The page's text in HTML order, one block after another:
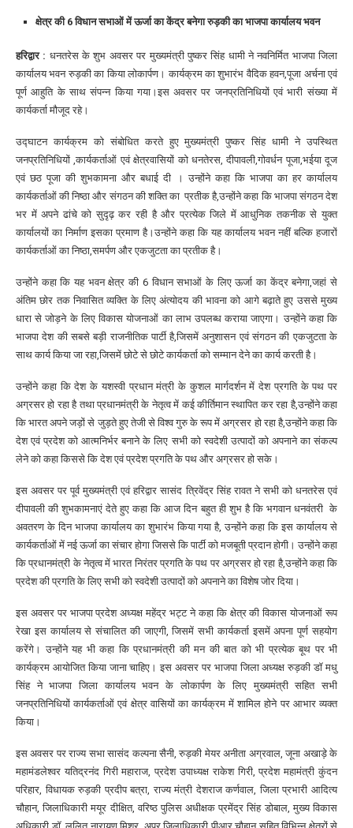
क्षेत्र की 6 विधान सभाओं में ऊर्जा का केंद्र बनेगा रुड़की का भाजपा कार्यालय भवन
हरिद्वार : धनतरेस के शुभ अवसर पर मुख्यमंत्री पुष्कर सिंह धामी ने नवनिर्मित भाजपा जिला
कार्यालय भवन रुड़की का किया लोकार्पण। कार्यक्रम का शुभारंभ वैदिक हवन,पूजा अर्चना एवं
पूर्ण आहुति के साथ संपन्न किया गया।इस अवसर पर जनप्रतिनिधियों एवं भारी संख्या में
कार्यकर्ता मौजूद रहे।
उद्घाटन कार्यक्रम को संबोधित करते हुए मुख्यमंत्री पुष्कर सिंह धामी ने उपस्थित
जनप्रतिनिधियों ,कार्यकर्ताओं एवं क्षेत्रवासियों को धनतेरस, दीपावली,गोवर्धन पूजा,भईया दूज
एवं छठ पूजा की शुभकामना और बधाई दी । उन्होंने कहा कि भाजपा का हर कार्यालय
कार्यकर्ताओं की निष्ठा और संगठन की शक्ति का प्रतीक है,उन्होंने कहा कि भाजपा संगठन देश
भर में अपने ढांचे को सुदृढ़ कर रही है और प्रत्येक जिले में आधुनिक तकनीक से युक्त
कार्यालयों का निर्माण इसका प्रमाण है।उन्होंने कहा कि यह कार्यालय भवन नहीं बल्कि हजारों
कार्यकर्ताओं का निष्ठा,समर्पण और एकजुटता का प्रतीक है।
उन्होंने कहा कि यह भवन क्षेत्र की 6 विधान सभाओं के लिए ऊर्जा का केंद्र बनेगा,जहां से
अंतिम छोर तक निवासित व्यक्ति के लिए अंत्योदय की भावना को आगे बढ़ाते हुए उससे मुख्य
धारा से जोड़ने के लिए विकास योजनाओं का लाभ उपलब्ध कराया जाएगा। उन्होंने कहा कि
भाजपा देश की सबसे बड़ी राजनीतिक पार्टी है,जिसमें अनुशासन एवं संगठन की एकजुटता के
साथ कार्य किया जा रहा,जिसमें छोटे से छोटे कार्यकर्ता को सम्मान देने का कार्य करती है।
उन्होंने कहा कि देश के यशस्वी प्रधान मंत्री के कुशल मार्गदर्शन में देश प्रगति के पथ पर
अग्रसर हो रहा है तथा प्रधानमंत्री के नेतृत्व में कई कीर्तिमान स्थापित कर रहा है,उन्होंने कहा
कि भारत अपने जड़ों से जुड़ते हुए तेजी से विश्व गुरु के रूप में अग्रसर हो रहा है,उन्होंने कहा कि
देश एवं प्रदेश को आत्मनिर्भर बनाने के लिए सभी को स्वदेशी उत्पादों को अपनाने का संकल्प
लेने को कहा किससे कि देश एवं प्रदेश प्रगति के पथ और अग्रसर हो सके।
इस अवसर पर पूर्व मुख्यमंत्री एवं हरिद्वार सासंद त्रिवेंद्र सिंह रावत ने सभी को धनतरेस एवं
दीपावली की शुभकामनाएं देते हुए कहा कि आज दिन बहुत ही शुभ है कि भगवान धनवंतरी के
अवतरण के दिन भाजपा कार्यालय का शुभारंभ किया गया है, उन्होंने कहा कि इस कार्यालय से
कार्यकर्ताओं में नई ऊर्जा का संचार होगा जिससे कि पार्टी को मजबूती प्रदान होगी। उन्होंने कहा
कि प्रधानमंत्री के नेतृत्व में भारत निरंतर प्रगति के पथ पर अग्रसर हो रहा है,उन्होंने कहा कि
प्रदेश की प्रगति के लिए सभी को स्वदेशी उत्पादों को अपनाने का विशेष जोर दिया।
इस अवसर पर भाजपा प्रदेश अध्यक्ष महेंद्र भट्ट ने कहा कि क्षेत्र की विकास योजनाओं रूप
रेखा इस कार्यालय से संचालित की जाएगी, जिसमें सभी कार्यकर्ता इसमें अपना पूर्ण सहयोग
करेंगे। उन्होंने यह भी कहा कि प्रधानमंत्री की मन की बात को भी प्रत्येक बूथ पर भी
कार्यक्रम आयोजित किया जाना चाहिए। इस अवसर पर भाजपा जिला अध्यक्ष रुड़की डॉ मधु
सिंह ने भाजपा जिला कार्यालय भवन के लोकार्पण के लिए मुख्यमंत्री सहित सभी
जनप्रतिनिधियों कार्यकर्ताओं एवं क्षेत्र वासियों का कार्यक्रम में शामिल होने पर आभार व्यक्त
किया।
इस अवसर पर राज्य सभा सासंद कल्पना सैनी, रुड़की मेयर अनीता अग्रवाल, जूना अखाड़े के
महामंडलेश्वर यतिद्रनंद गिरी महाराज, प्रदेश उपाध्यक्ष राकेश गिरी, प्रदेश महामंत्री कुंदन
परिहार, विधायक रुड़की प्रदीप बत्रा, राज्य मंत्री देशराज कर्णवाल, जिला प्रभारी आदित्य
चौहान, जिलाधिकारी मयूर दीक्षित, वरिष्ठ पुलिस अधीक्षक प्रमेंद्र सिंह डोबाल, मुख्य विकास